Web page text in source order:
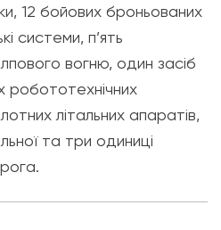
12 бойових броньованих
системи, п’ять
вогню, один засіб
робототехнічних
літальних апаратів,
та три одиниці